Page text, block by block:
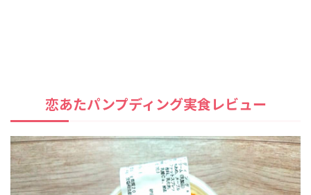
恋あたパンプディング実食レビュー